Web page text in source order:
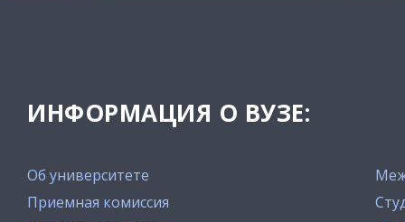
ИНФОРМАЦИЯ О ВУЗЕ:
Об университете
Приемная комиссия